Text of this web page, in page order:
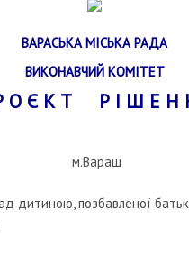
ВАРАСЬКА МІСЬКА РАДА
ВИКОНАВЧИЙ КОМІТЕТ
О Є К Т Р І Ш Е Н
м.Вараш
дитиною, позбавленої